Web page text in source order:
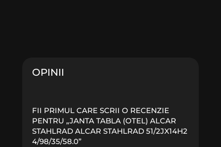
OPINII
FII PRIMUL CARE SCRII O RECENZIE
PENTRU „JANTA TABLA (OTEL) ALCAR
STAHLRAD ALCAR STAHLRAD 51/2JX14H2
4/98/35/58.0”